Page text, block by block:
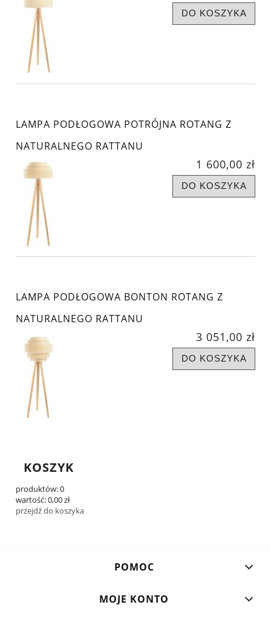
DO KOSZYKA
LAMPA PODŁOGOWA POTRÓJNA ROTANG Z
NATURALNEGO RATTANU
1 600,00 zł
DO KOSZYKA
LAMPA PODŁOGOWA BONTON ROTANG Z
NATURALNEGO RATTANU
3 051,00 zł
DO KOSZYKA
KOSZYK
produktów:0
wartość:0,00 zł
przejdź do koszyka
POMOC
MOJE KONTO